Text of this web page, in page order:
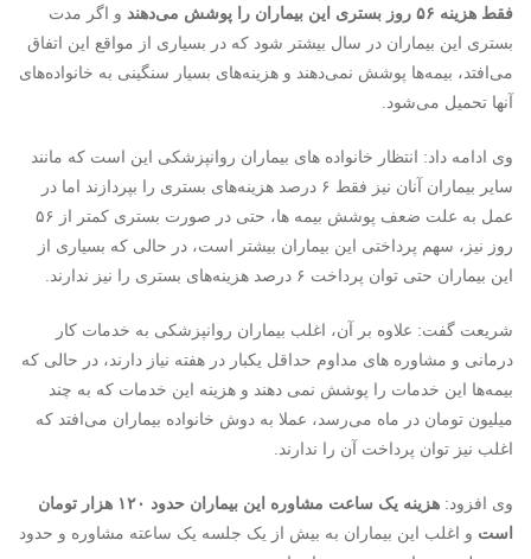
فقط هزینه ۵۶ روز بستری این بیماران را پوشش می‌دهند
و اگر مدت
بستری این بیماران در سال بیشتر شود که در بسیاری از مواقع این اتفاق
می‌افتد، بیمه‌ها پوشش نمی‌دهند و هزینه‌های بسیار سنگینی به خانواده‌های
آنها تحمیل می‌شود.
وی ادامه داد: انتظار خانواده های بیماران روانپزشکی این است که مانند
سایر بیماران آنان نیز فقط ۶ درصد هزینه‌های بستری را بپردازند اما در
عمل به علت ضعف پوشش بیمه ها، ‌حتی در صورت بستری کمتر از ۵۶
روز نیز، سهم پرداختی این بیماران بیشتر است، ‌در حالی که بسیاری از
این بیماران حتی توان پرداخت ۶ درصد هزینه‌های بستری را نیز ندارند.
شریعت گفت: علاوه بر آن، اغلب بیماران روانپزشکی به خدمات کار
درمانی و مشاوره های مداوم حداقل یکبار در هفته نیاز دارند، در حالی که
بیمه‌ها این خدمات را پوشش نمی دهند و هزینه این خدمات که به چند
میلیون تومان در ماه می‌رسد، عملا به دوش خانواده بیماران می‌افتد که
اغلب نیز توان پرداخت آن را ندارند.
وی افزود:
هزینه یک ساعت مشاوره این بیماران حدود ۱۲۰ هزار تومان
است و اغلب این بیماران به بیش از یک جلسه یک ساعته مشاوره و حدود